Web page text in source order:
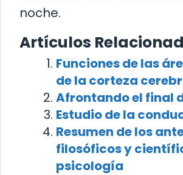
noche.
Artículos
Funciones de las
de la corteza
Afrontando el final
Estudio de la
Resumen de los
filosóficos y
psicología